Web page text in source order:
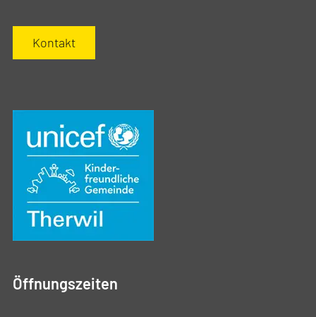
Kontakt
Öffnungszeiten